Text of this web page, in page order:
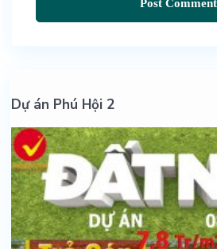
Dự án Phú Hội 2